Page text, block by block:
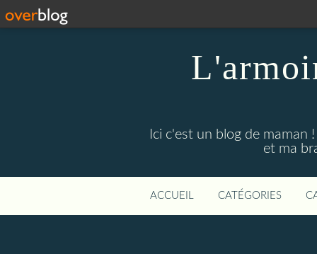
Ici c'est un blog de maman
et ma
ACCUEIL CATÉGORIES